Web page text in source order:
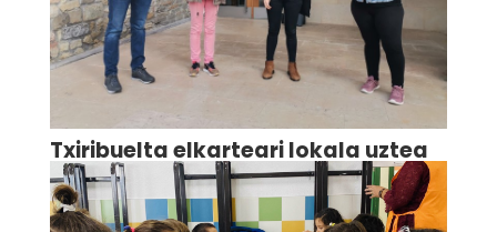
Txiribuelta elkarteari lokala uztea